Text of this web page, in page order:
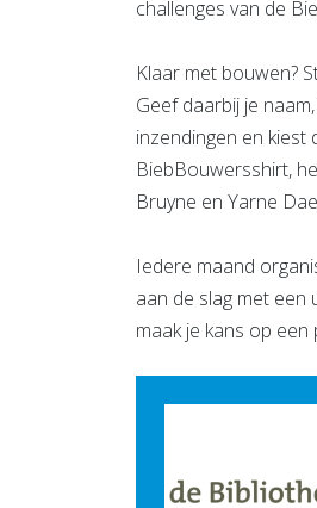
challenges van de
Klaar met bouwen?
Geef daarbij je
inzendingen en
BiebBouwersshirt,
Bruyne en Yarne
Iedere maand
aan de slag met
maak je kans op een